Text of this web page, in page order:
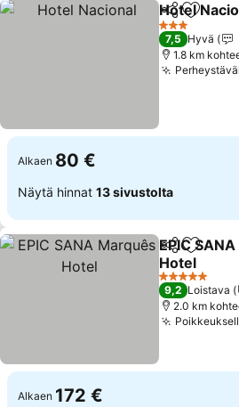
Jaa Lisää
Hotel
3 Tähtiluokitus
7,5 Hyvä
1.8 km
Alkaen 80 €
Näytä hinnat 13 sivustolta
Jaa Lisää
EPIC
Hotel
5 Tähtiluokitus
9,2 Loistava
2.0 km
Alkaen 172 €